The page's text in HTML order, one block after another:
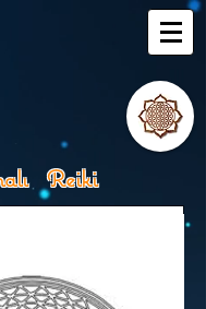
Reiki
Rehberiniz